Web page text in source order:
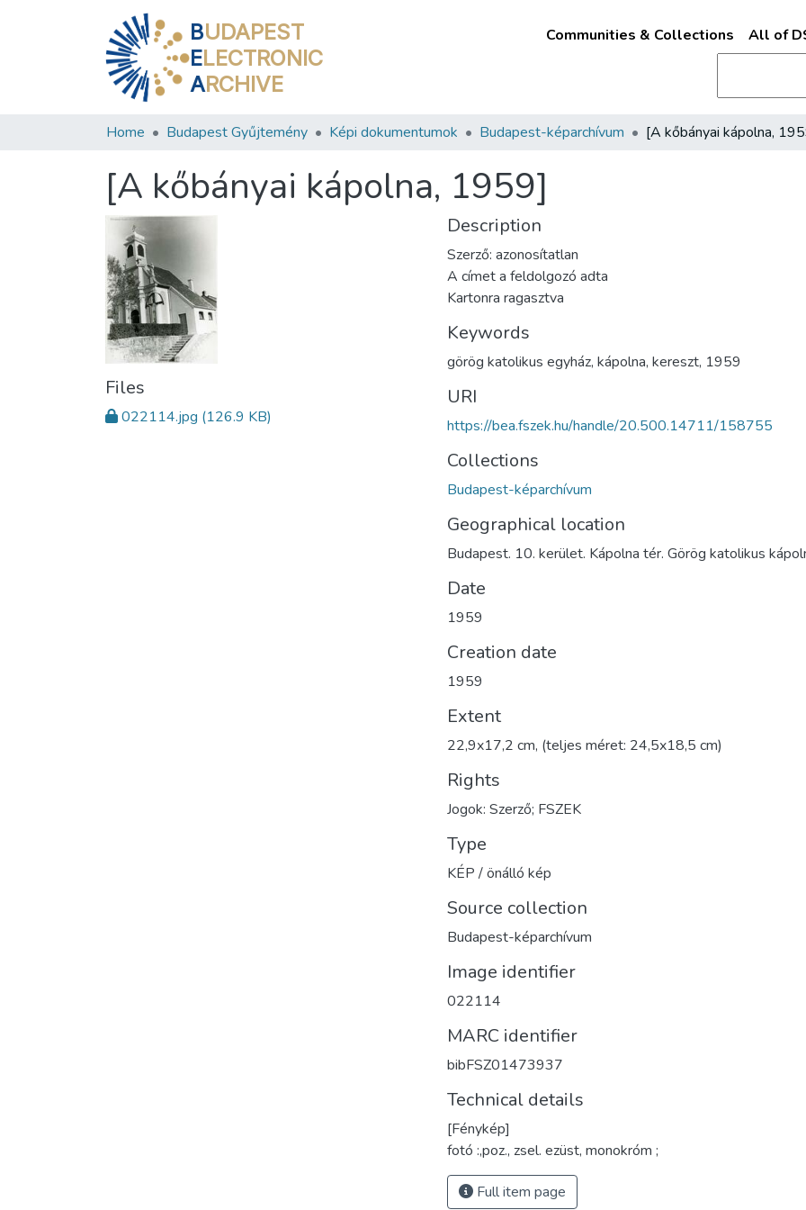
BUDAPEST
ELECTRONIC
ARCHIVE
Communities & Collections All of
Home Budapest Gyűjtemény Képi dokumentumok Budapest-képarchívum [A kőbányai kápolna,
[A kőbányai kápolna, 1959]
Files
022114.jpg (126.9 KB)
Description
Szerző: azonosítatlan
A címet a feldolgozó adta
Kartonra ragasztva
Keywords
görög katolikus egyház, kápolna, kereszt, 1959
URI
https://bea.fszek.hu/handle/20.500.14711/158755
Collections
Budapest-képarchívum
Geographical location
Budapest. 10. kerület. Kápolna tér. Görög katolikus
Date
1959
Creation date
1959
Extent
22,9x17,2 cm, (teljes méret: 24,5x18,5 cm)
Rights
Jogok: Szerző; FSZEK
Type
KÉP / önálló kép
Source collection
Budapest-képarchívum
Image identifier
022114
MARC identifier
bibFSZ01473937
Technical details
[Fénykép]
fotó :,poz., zsel. ezüst, monokróm ;
Full item page